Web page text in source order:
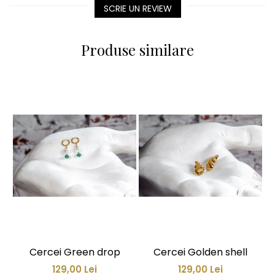
SCRIE UN REVIEW
Produse similare
Cercei Green drop
129,00 Lei
Cercei Golden shell
129,00 Lei